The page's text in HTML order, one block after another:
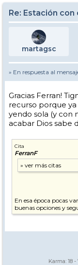
Re: Estación
martagsc
» En respuesta al
Gracias Ferran!
recurso porque
yendo sola (y con
acabar Dios sabe
Cita
FerranF
En esa época pocas
buenas opciones y
Karma: 18 -